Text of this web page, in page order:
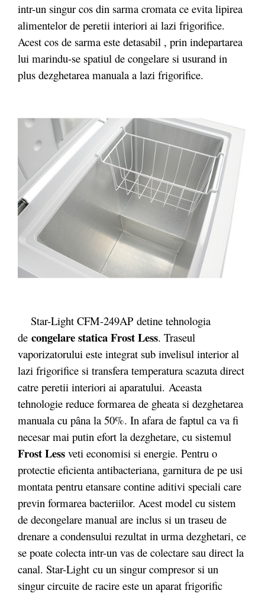
intr-un singur cos din sarma cromata ce evita lipirea
alimentelor de peretii interiori ai lazi frigorifice.
Acest cos de sarma este detasabil , prin indepartarea
lui marindu-se spatiul de congelare si usurand in
plus dezghetarea manuala a lazi frigorifice.
Star-Light CFM-249AP detine tehnologia
de congelare statica Frost Less. Traseul
vaporizatorului este integrat sub invelisul interior al
lazi frigorifice si transfera temperatura scazuta direct
catre peretii interiori ai aparatului. Aceasta
tehnologie reduce formarea de gheata si dezghetarea
manuala cu pâna la 50%. In afara de faptul ca va fi
necesar mai putin efort la dezghetare, cu sistemul
Frost Less veti economisi si energie. Pentru o
protectie eficienta antibacteriana, garnitura de pe usi
montata pentru etansare contine aditivi speciali care
previn formarea bacteriilor. Acest model cu sistem
de decongelare manual are inclus si un traseu de
drenare a condensului rezultat in urma dezghetari, ce
se poate colecta intr-un vas de colectare sau direct la
canal. Star-Light cu un singur compresor si un
singur circuite de racire este un aparat frigorific